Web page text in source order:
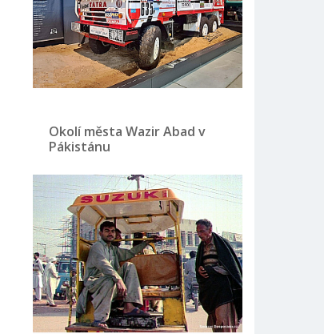
Okolí města Wazir Abad v
Pákistánu